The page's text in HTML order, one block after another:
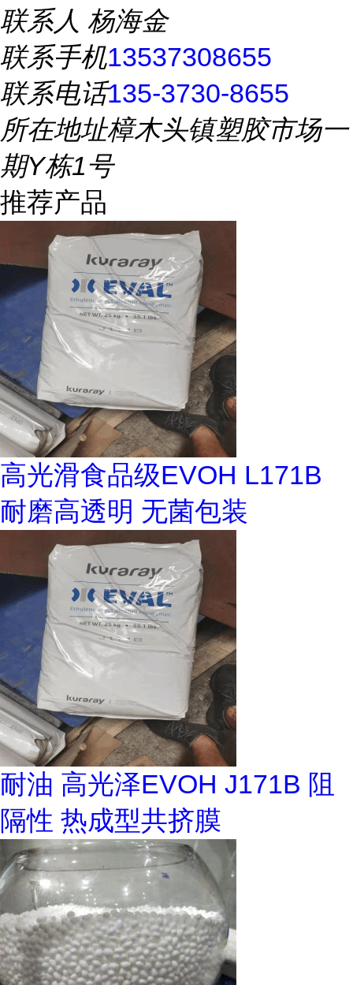
联系人 杨海金
联系手机13537308655
联系电话135-3730-8655
所在地址樟木头镇塑胶市场一
期Y栋1号
推荐产品
高光滑食品级EVOH L171B
耐磨高透明 无菌包装
耐油 高光泽EVOH J171B 阻
隔性 热成型共挤膜